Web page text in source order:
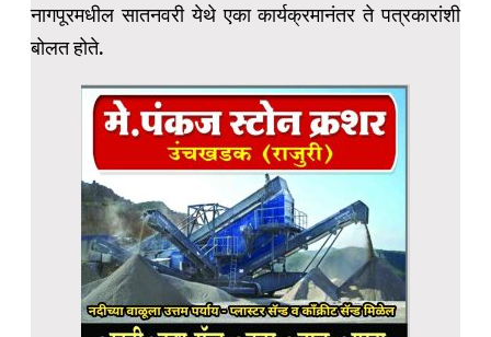
नागपूरमधील सातनवरी येथे एका कार्यक्रमानंतर ते पत्रकारांशी
बोलत होते.